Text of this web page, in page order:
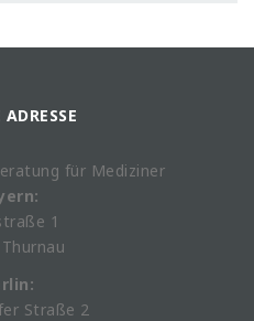
ADRESSE
für Mediziner
1
Straße 2